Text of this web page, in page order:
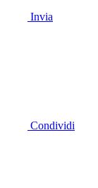
Invia
Condividi